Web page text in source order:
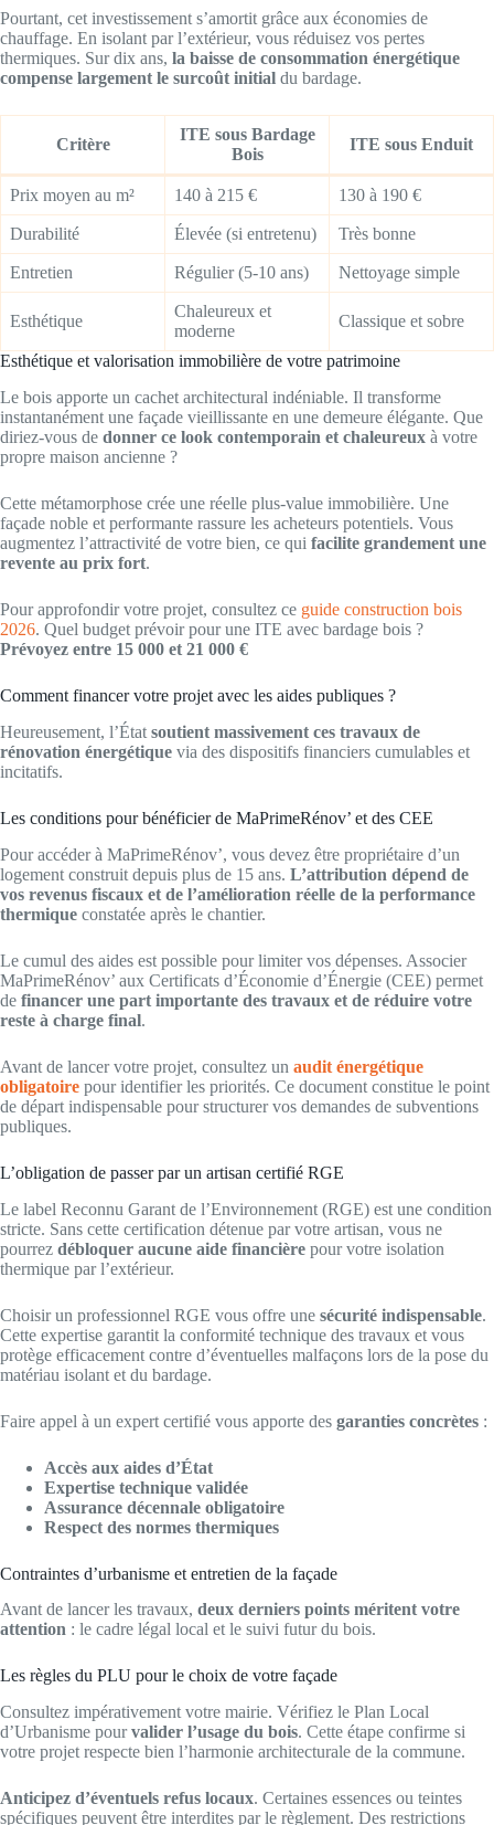
Pourtant, cet investissement s’amortit grâce aux économies de
chauffage. En isolant par l’extérieur, vous réduisez vos pertes
thermiques. Sur dix ans, la baisse de consommation énergétique
compense largement le surcoût initial du bardage.
Critère
ITE sous Bardage
Bois
ITE sous Enduit
Prix moyen au m² 140 à 215 € 130 à 190 €
Durabilité Élevée (si entretenu) Très bonne
Entretien Régulier (5-10 ans) Nettoyage simple
Esthétique
Chaleureux et
moderne
Classique et sobre
Esthétique et valorisation immobilière de votre patrimoine
Le bois apporte un cachet architectural indéniable. Il transforme
instantanément une façade vieillissante en une demeure élégante. Que
diriez-vous de donner ce look contemporain et chaleureux à votre
propre maison ancienne ?
Cette métamorphose crée une réelle plus-value immobilière. Une
façade noble et performante rassure les acheteurs potentiels. Vous
augmentez l’attractivité de votre bien, ce qui facilite grandement une
revente au prix fort.
Pour approfondir votre projet, consultez ce guide construction bois
2026. Quel budget prévoir pour une ITE avec bardage bois ?
Prévoyez entre 15 000 et 21 000 €
Comment financer votre projet avec les aides publiques ?
Heureusement, l’État soutient massivement ces travaux de
rénovation énergétique via des dispositifs financiers cumulables et
incitatifs.
Les conditions pour bénéficier de MaPrimeRénov’ et des CEE
Pour accéder à MaPrimeRénov’, vous devez être propriétaire d’un
logement construit depuis plus de 15 ans. L’attribution dépend de
vos revenus fiscaux et de l’amélioration réelle de la performance
thermique constatée après le chantier.
Le cumul des aides est possible pour limiter vos dépenses. Associer
MaPrimeRénov’ aux Certificats d’Économie d’Énergie (CEE) permet
de financer une part importante des travaux et de réduire votre
reste à charge final.
Avant de lancer votre projet, consultez un audit énergétique
obligatoire pour identifier les priorités. Ce document constitue le point
de départ indispensable pour structurer vos demandes de subventions
publiques.
L’obligation de passer par un artisan certifié RGE
Le label Reconnu Garant de l’Environnement (RGE) est une condition
stricte. Sans cette certification détenue par votre artisan, vous ne
pourrez débloquer aucune aide financière pour votre isolation
thermique par l’extérieur.
Choisir un professionnel RGE vous offre une sécurité indispensable.
Cette expertise garantit la conformité technique des travaux et vous
protège efficacement contre d’éventuelles malfaçons lors de la pose du
matériau isolant et du bardage.
Faire appel à un expert certifié vous apporte des garanties concrètes :
Accès aux aides d’État
Expertise technique validée
Assurance décennale obligatoire
Respect des normes thermiques
Contraintes d’urbanisme et entretien de la façade
Avant de lancer les travaux, deux derniers points méritent votre
attention : le cadre légal local et le suivi futur du bois.
Les règles du PLU pour le choix de votre façade
Consultez impérativement votre mairie. Vérifiez le Plan Local
d’Urbanisme pourvalider l’usage du bois. Cette étape confirme si
votre projet respecte bien l’harmonie architecturale de la commune.
Anticipez d’éventuels refus locaux. Certaines essences ou teintes
spécifiques peuvent être interdites par le règlement. Des restrictions